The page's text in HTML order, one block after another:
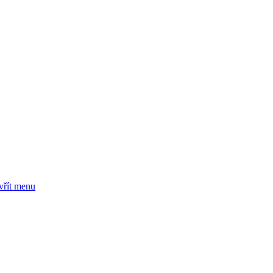
menu